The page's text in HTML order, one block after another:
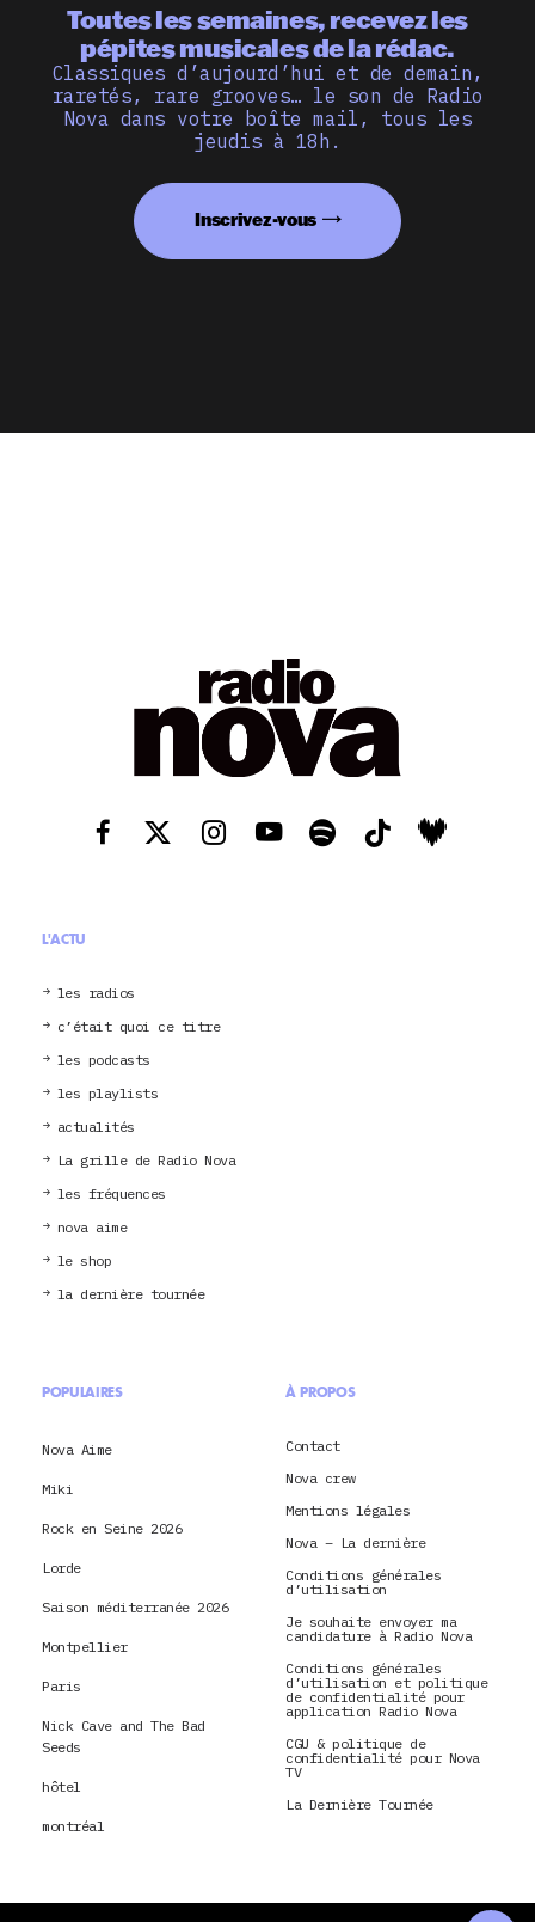
Toutes les semaines, recevez les
pépites musicales de la rédac.
Classiques d’aujourd’hui et de demain,
raretés, rare grooves… le son de Radio
Nova dans votre boîte mail, tous les
jeudis à 18h.
Inscrivez-vous
L'ACTU
les radios
c’était quoi ce titre
les podcasts
les playlists
actualités
La grille de Radio Nova
les fréquences
nova aime
le shop
la dernière tournée
POPULAIRES
Nova Aime
Miki
Rock en Seine 2026
Lorde
Saison méditerranée 2026
Montpellier
Paris
Nick Cave and The Bad
Seeds
hôtel
montréal
À PROPOS
Contact
Nova crew
Mentions légales
Nova – La dernière
Conditions générales
d’utilisation
Je souhaite envoyer ma
candidature à Radio Nova
Conditions générales
d’utilisation et politique
de confidentialité pour
application Radio Nova
CGU & politique de
confidentialité pour Nova
TV
La Dernière Tournée